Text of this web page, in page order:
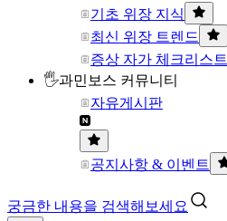
기초 위장 지식
최신 위장 트렌드
증상 자가 체크리스트
🖐과민보스 커뮤니티
자유게시판
공지사항 & 이벤트
궁금한 내용을 검색해보세요